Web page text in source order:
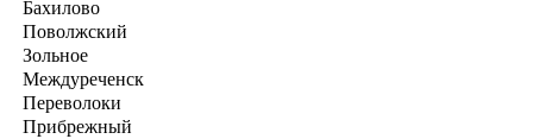
Бахилово
Поволжский
Зольное
Междуреченск
Переволоки
Прибрежный